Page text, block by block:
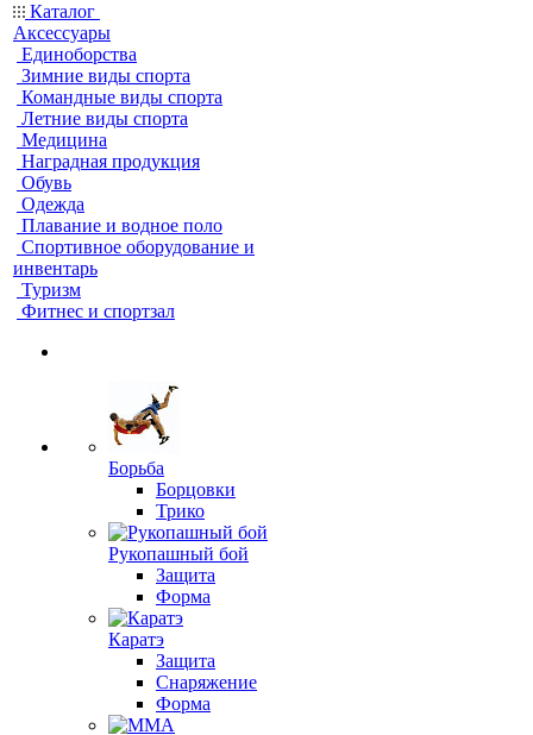
Каталог
Аксессуары
Единоборства
Зимние виды спорта
Командные виды спорта
Летние виды спорта
Медицина
Наградная продукция
Обувь
Одежда
Плавание и водное поло
Спортивное оборудование и
инвентарь
Туризм
Фитнес и спортзал
Борьба
Борцовки
Трико
Рукопашный бой
Защита
Форма
Каратэ
Защита
Снаряжение
Форма